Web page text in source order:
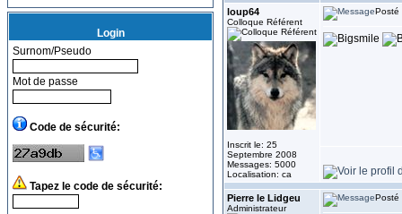
Login
Surnom/Pseudo
Mot de passe
Code de sécurité:
Tapez le code de sécurité:
loup64
Colloque Référent
Inscrit le: 25
Septembre 2008
Messages: 5000
Localisation: ca
Posté
Pierre le Lidgeu
Administrateur
Posté